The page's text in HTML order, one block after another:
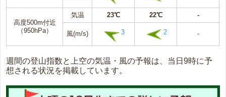
高度500m付近
（950hPa）
気温 23℃ 22℃ -
風(m/s) 3 2 -
週間の登山指数と上空の気温・風の予報は、当日9時に予
想される状況を掲載しています。